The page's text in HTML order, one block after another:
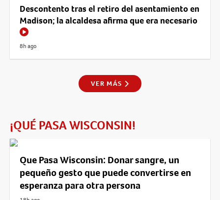
Descontento tras el retiro del asentamiento en
Madison; la alcaldesa afirma que era necesario
8h ago
VER MÁS
¡QUÉ PASA WISCONSIN!
Que Pasa Wisconsin: Donar sangre, un
pequeño gesto que puede convertirse en
esperanza para otra persona